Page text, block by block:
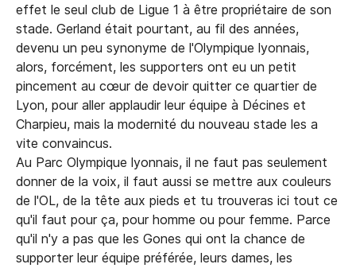
effet le seul club de Ligue 1 à être propriétaire de son
stade. Gerland était pourtant, au fil des années,
devenu un peu synonyme de l'Olympique lyonnais,
alors, forcément, les supporters ont eu un petit
pincement au cœur de devoir quitter ce quartier de
Lyon, pour aller applaudir leur équipe à Décines et
Charpieu, mais la modernité du nouveau stade les a
vite convaincus.
Au Parc Olympique lyonnais, il ne faut pas seulement
donner de la voix, il faut aussi se mettre aux couleurs
de l'OL, de la tête aux pieds et tu trouveras ici tout ce
qu'il faut pour ça, pour homme ou pour femme. Parce
qu'il n'y a pas que les Gones qui ont la chance de
supporter leur équipe préférée, leurs dames, les